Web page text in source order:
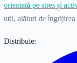
orientată pe stres și
util, alături de îngrijirea
Distribuie: